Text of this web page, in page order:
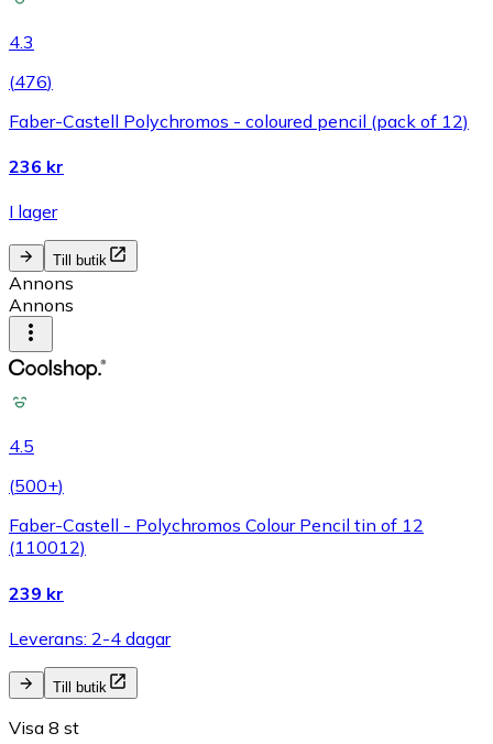
4.3
(476)
Faber-Castell Polychromos - coloured pencil (pack of 12)
236 kr
I lager
Till butik
Annons
Annons
4.5
(500+)
Faber-Castell - Polychromos Colour Pencil tin of 12
(110012)
239 kr
Leverans: 2-4 dagar
Till butik
Visa 8 st